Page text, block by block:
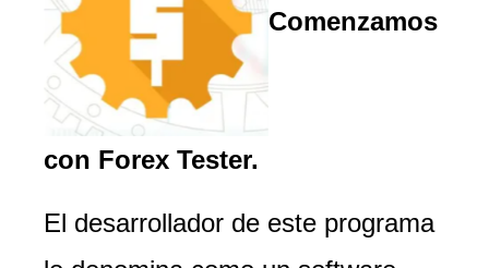
Comenzamos
con Forex Tester.
El desarrollador de este programa